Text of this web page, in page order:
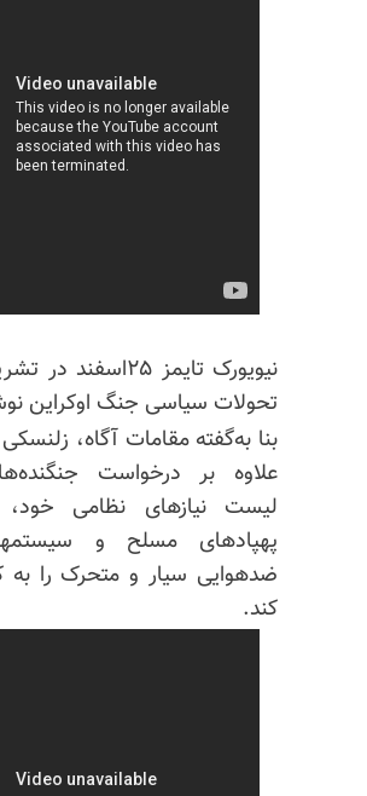
نیویورک تایمز
تحولات سیاسی جنگ اوکراین
بنا به‌گفته مقامات آگاه،
علاوه بر درخواست
لیست نیازهای نظامی
پهپادهای مسلح و
ضدهوایی سیار و متحرک را به
کند.